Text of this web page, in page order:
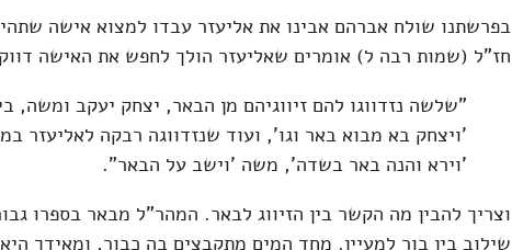
בפרשתנו שולח אברהם אבינו את אליעזר עבדו למצוא אישה
חז"ל (שמות רבה ל) אומרים שאליעזר הולך לחפש את האישה
"שלשה נזדווגו להם זיווגיהם מן הבאר, יצחק יעקב ומשה,
'ויצחק בא מבוא באר וגו', ועוד שנזדווגה רבקה לאליעזר
'וירא והנה באר בשדה', משה 'וישב על הבאר".
וצריך להבין מה הקשר בין הזיווג לבאר. המהר"ל מבאר בספרו
שילוב בין בור למעיין. מחד המים מתקבצים בה כבור, ומאידך